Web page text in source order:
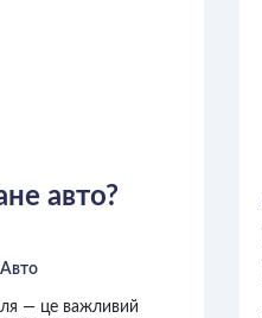
авто?
Авто
— це важливий